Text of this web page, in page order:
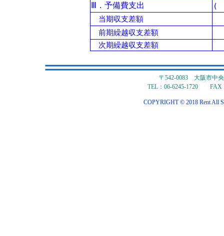
Ⅲ．予備費支出
(
当期収支差額
前期繰越収支差額
次期繰越収支差額
〒542-0083 大阪市中
TEL：06-6245-1720 FAX
COPYRIGHT © 2018 Rent All